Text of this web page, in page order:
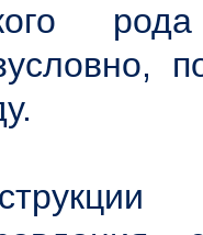
рода